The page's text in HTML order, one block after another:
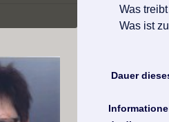
Was treibt
Was ist zu
Dauer